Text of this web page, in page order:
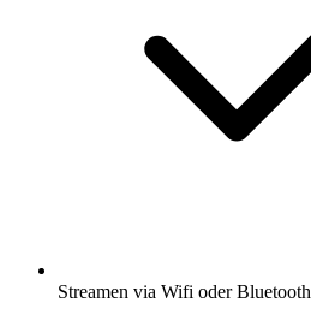
Streamen via Wifi oder Bluetooth